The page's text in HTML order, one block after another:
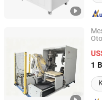
1
Jiangmen Yingsheng
Guangdong, China